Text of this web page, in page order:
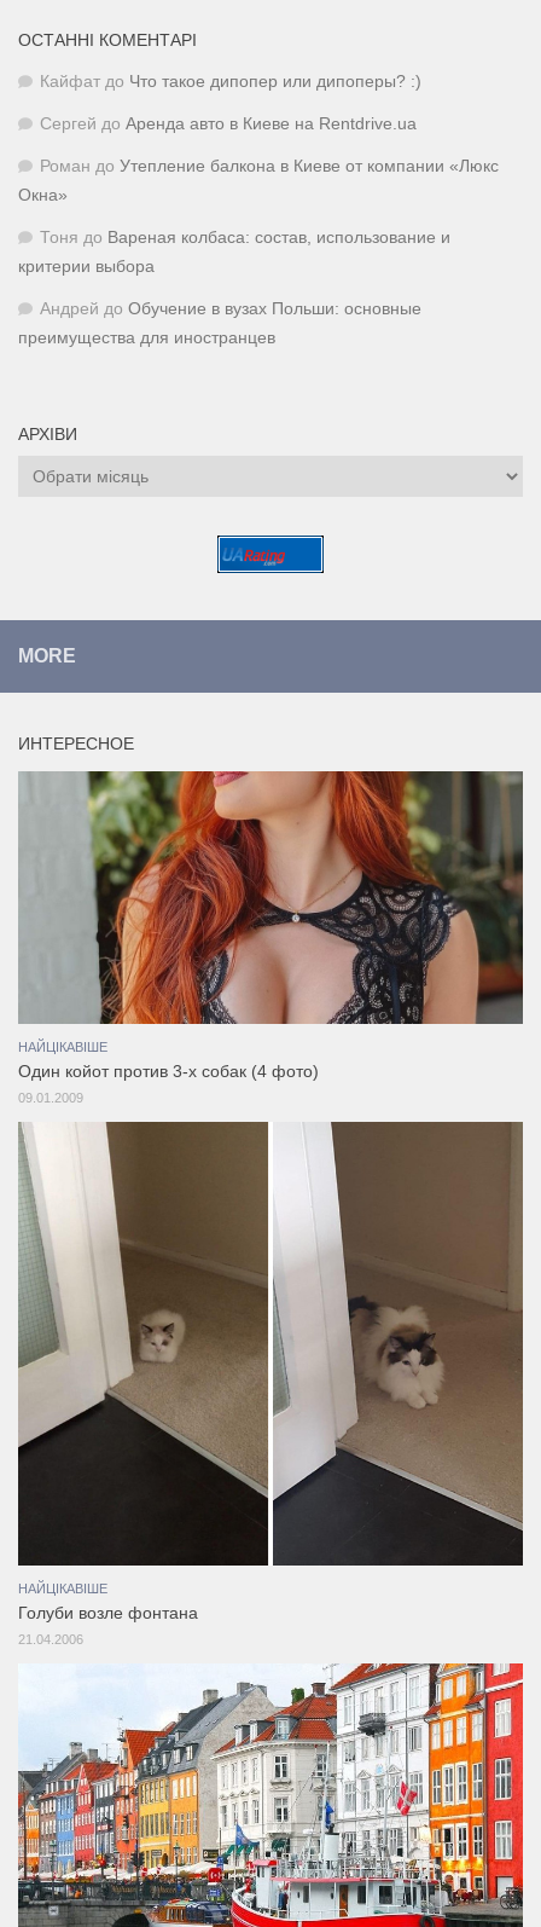
ОСТАННІ КОМЕНТАРІ
Кайфат до Что такое дипопер или дипоперы? :)
Сергей до Аренда авто в Киеве на Rentdrive.ua
Роман до Утепление балкона в Киеве от компании «Люкс
Окна»
Тоня до Вареная колбаса: состав, использование и
критерии выбора
Андрей до Обучение в вузах Польши: основные
преимущества для иностранцев
АРХІВИ
Архіви
MORE
ИНТЕРЕСНОЕ
НАЙЦІКАВІШЕ
Один койот против 3-х собак (4 фото)
09.01.2009
НАЙЦІКАВІШЕ
Голуби возле фонтана
21.04.2006